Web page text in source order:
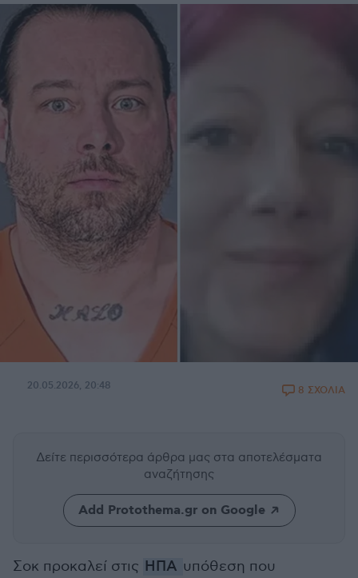
20.05.2026, 20:48 8 ΣΧΟΛΙΑ
Δείτε περισσότερα άρθρα μας στα αποτελέσματα
αναζήτησης
Add Protothema.gr on Google
Σοκ προκαλεί στις ΗΠΑ υπόθεση που